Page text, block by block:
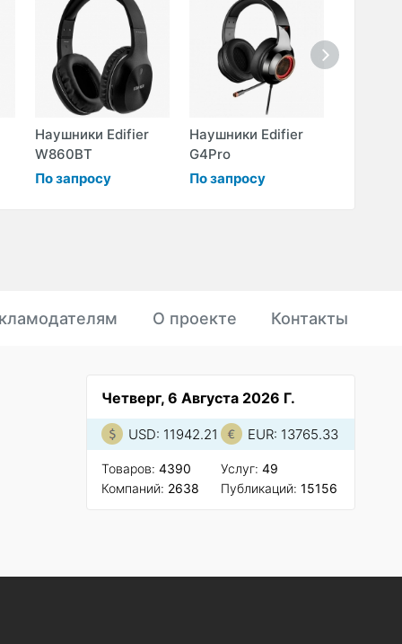
Наушники Edifier
W860BT
По запросу
Наушники Edifier
G4Pro
По запросу
О проекте Контакты
Четверг, 6 Августа 2026 Г.
USD: 11942.21 EUR: 13765.33
Товаров: 4390
Компаний: 2638
Услуг: 49
Публикаций: 15156